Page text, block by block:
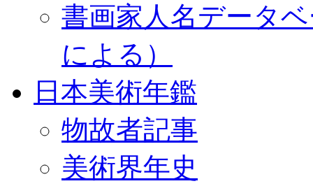
書画家人名データ
による）
日本美術年鑑
物故者記事
美術界年史